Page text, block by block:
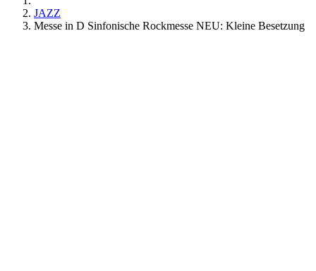
JAZZ
Messe in D Sinfonische Rockmesse NEU: Kleine Besetzung